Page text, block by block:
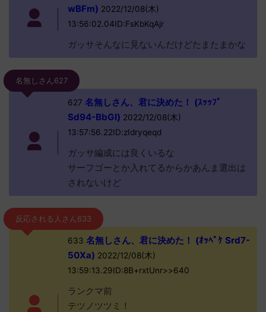
wBFm) 2022/12/08(木)
13:56:02.04ID:FsKbKqAjr
ガッサそんなに見ないんだけどたまたまかな
名無しさん627
627 名無しさん、君に決めた！ (ｽｯｯﾌﾟ
Sd94-BbGI) 2022/12/08(木)
13:57:56.22ID:zIdryqeqd
ガッサ編成には良くいるな
サーフゴーとか入れてるからかあんま選出は
されないけど
反応される人さん633
633 名無しさん、君に決めた！ (ｵｯﾍﾟｹ Srd7-
50Xa) 2022/12/08(木)
13:59:13.29ID:8B+rxtUnr>>640
ランクマ前
テツノツツミ！